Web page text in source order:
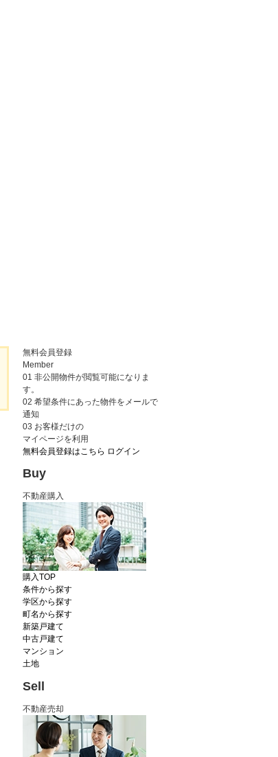
無料会員登録
Member
01 非公開物件が閲覧可能になりま
す。
02 希望条件にあった物件をメールで
通知
03 お客様だけの
マイページを利用
無料会員登録はこちら ログイン
Buy
不動産購入
購入TOP
条件から探す
学区から探す
町名から探す
新築戸建て
中古戸建て
マンション
土地
Sell
不動産売却